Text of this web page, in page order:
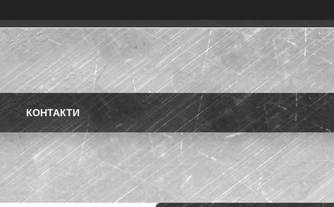
КОНТАКТИ